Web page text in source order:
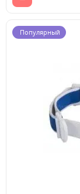
Популярный